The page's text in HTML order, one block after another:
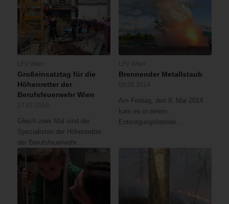
Großeinsatztag für die
Höhenretter der
Berufsfeuerwehr Wien
Gleich zwei Mal sind die
Spezialisten der Höhenretter
der Berufsfeuerwehr…
Brennender Metallstaub
Am Freitag, den 9. Mai 2014
kam es in einem
Entsorgungsbetrieb…